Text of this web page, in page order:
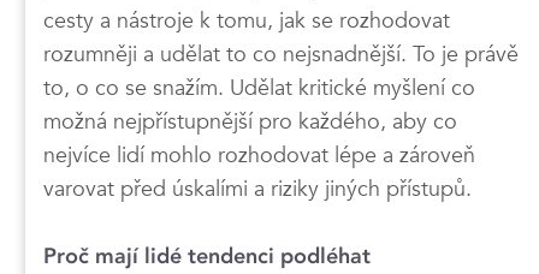
cesty a nástroje k tomu, jak se rozhodovat
rozumněji a udělat to co nejsnadnější. To je právě
to, o co se snažím. Udělat kritické myšlení co
možná nejpřístupnější pro každého, aby co
nejvíce lidí mohlo rozhodovat lépe a zároveň
varovat před úskalími a riziky jiných přístupů.
Proč mají lidé tendenci podléhat